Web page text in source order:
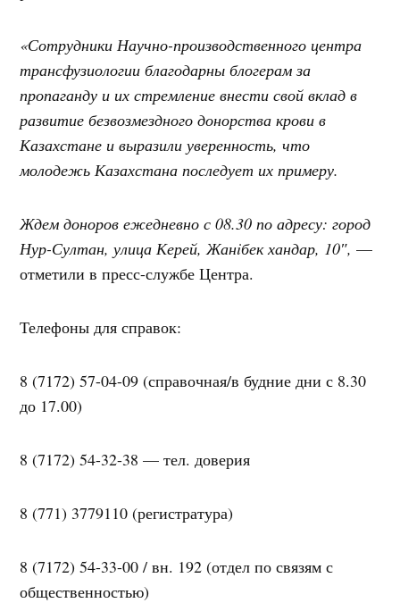
«Сотрудники Научно-производственного центра
трансфузиологии благодарны блогерам за
пропаганду и их стремление внести свой вклад в
развитие безвозмездного донорства крови в
Казахстане и выразили уверенность, что
молодежь Казахстана последует их примеру.
Ждем доноров ежедневно с 08.30 по адресу: город
Нур-Султан, улица Керей, Жанiбек хандар, 10″,—
отметили в пресс-службе Центра.
Телефоны для справок:
8 (7172) 57-04-09 (справочная/в будние дни с 8.30
до 17.00)
8 (7172) 54-32-38 — тел. доверия
8 (771) 3779110 (регистратура)
8 (7172) 54-33-00 / вн. 192 (отдел по связям с
общественностью)